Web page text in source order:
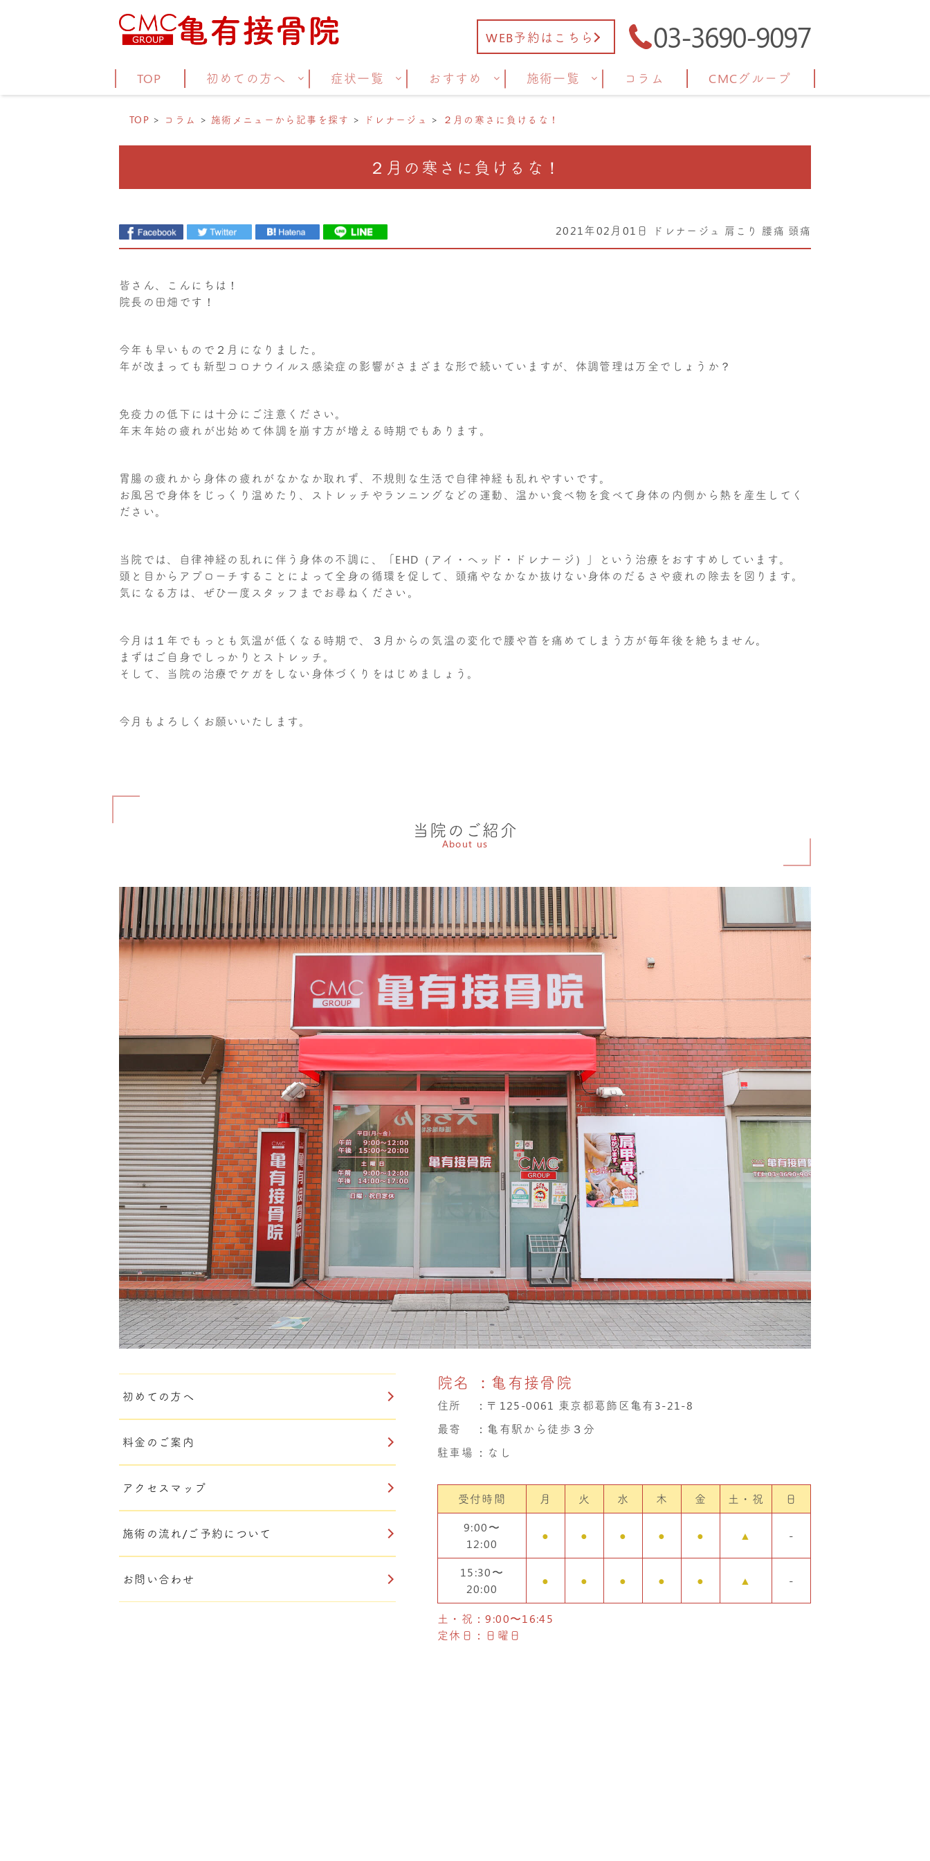
WEB予約はこちら 03-3690-9097
TOP 初めての方へ 症状一覧 おすすめ 施術一覧 コラム CMCグループ
TOP コラム 施術メニューから記事を探す ドレナージュ ２月の寒さに負けるな！
２月の寒さに負けるな！
2021年02月01日 ドレナージュ 肩こり 腰痛 頭痛
皆さん、こんにちは！
院長の田畑です！
今年も早いもので２月になりました。
年が改まっても新型コロナウイルス感染症の影響がさまざまな形で続いていますが、体調管理は万全でしょうか？
免疫力の低下には十分にご注意ください。
年末年始の疲れが出始めて体調を崩す方が増える時期でもあります。
胃腸の疲れから身体の疲れがなかなか取れず、不規則な生活で自律神経も乱れやすいです。
お風呂で身体をじっくり温めたり、ストレッチやランニングなどの運動、温かい食べ物を食べて身体の内側から熱を産生してく
ださい。
当院では、自律神経の乱れに伴う身体の不調に、「EHD（アイ・ヘッド・ドレナージ）」という治療をおすすめしています。
頭と目からアプローチすることによって全身の循環を促して、頭痛やなかなか抜けない身体のだるさや疲れの除去を図ります。
気になる方は、ぜひ一度スタッフまでお尋ねください。
今月は１年でもっとも気温が低くなる時期で、３月からの気温の変化で腰や首を痛めてしまう方が毎年後を絶ちません。
まずはご自身でしっかりとストレッチ。
そして、当院の治療でケガをしない身体づくりをはじめましょう。
今月もよろしくお願いいたします。
当院のご紹介
About us
初めての方へ
料金のご案内
アクセスマップ
施術の流れ/ご予約について
お問い合わせ
院名 ：亀有接骨院
住所 ： 〒125-0061 東京都葛飾区亀有3-21-8
最寄
：亀有駅から徒歩３分
駐車場 ：なし
受付時間 月 火 水 木 金 土・祝
日
9:00〜
12:00
● ● ● ● ● ▲ -
15:30〜
20:00
● ● ● ● ● ▲ -
土・祝：9:00〜16:45
定休日：日曜日